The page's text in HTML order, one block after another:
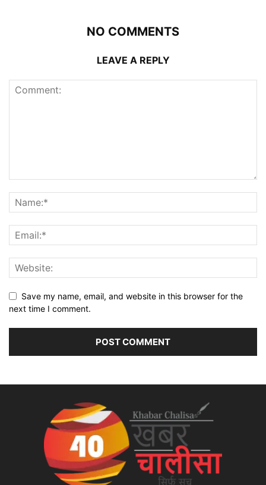
NO COMMENTS
LEAVE A REPLY
Save my name, email, and website in this browser for the
next time I comment.